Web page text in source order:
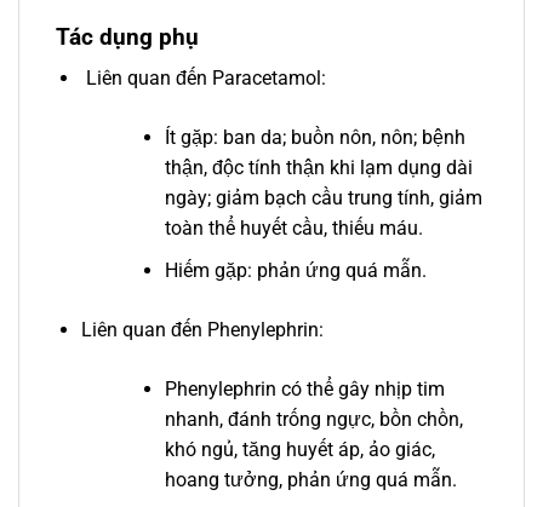
Tác dụng phụ
Liên quan đến Paracetamol:
Ít gặp: ban da; buồn nôn, nôn; bệnh
thận, độc tính thận khi lạm dụng dài
ngày; giảm bạch cầu trung tính, giảm
toàn thể huyết cầu, thiếu máu.
Hiếm gặp: phản ứng quá mẫn.
Liên quan đến Phenylephrin:
Phenylephrin có thể gây nhịp tim
nhanh, đánh trống ngực, bồn chồn,
khó ngủ, tăng huyết áp, ảo giác,
hoang tưởng, phản ứng quá mẫn.